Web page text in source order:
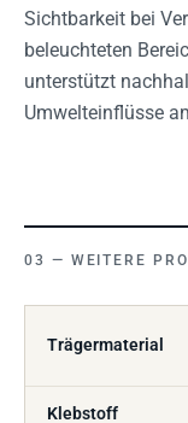
Sichtbarkeit bei
beleuchteten
unterstützt
Umwelteinflüsse
WEITERE
Trägermaterial
Klebstoff